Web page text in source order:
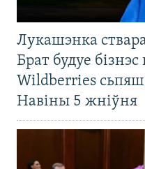
Лукашэнка
Брат будуе
Wildberries
Навіны 5 жніўня